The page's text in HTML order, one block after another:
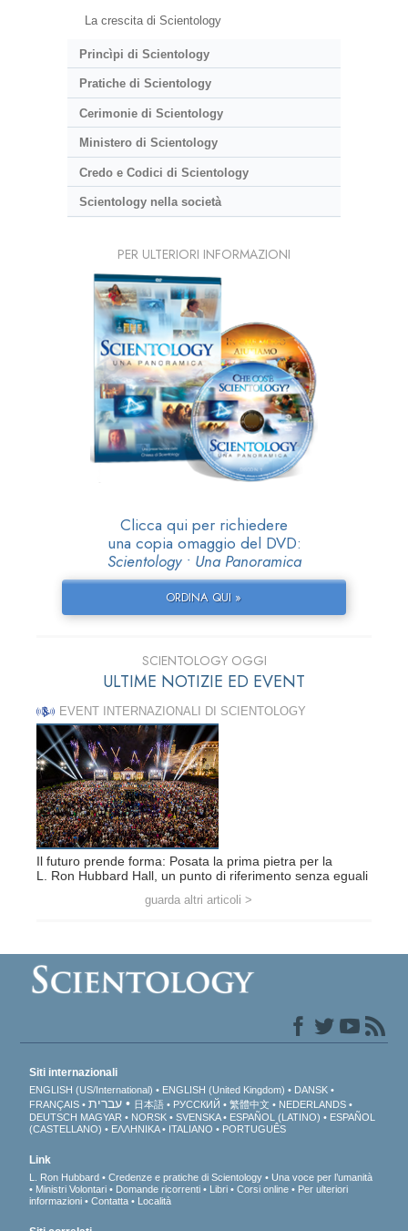
La crescita di Scientology
Princìpi di Scientology
Pratiche di Scientology
Cerimonie di Scientology
Ministero di Scientology
Credo e Codici di Scientology
Scientology nella società
PER ULTERIORI INFORMAZIONI
Clicca qui per richiedere
una copia omaggio del DVD:
Scientology • Una Panoramica
ORDINA QUI »
SCIENTOLOGY OGGI
ULTIME NOTIZIE ED EVENT
EVENT INTERNAZIONALI DI SCIENTOLOGY
Il futuro prende forma: Posata la prima pietra per la
L. Ron Hubbard Hall, un punto di riferimento senza eguali
guarda altri articoli >
Siti internazionali
ENGLISH (US/International) ENGLISH (United Kingdom)
DANSK
FRANÇAIS
עברית 日本語 РУССКИЙ 繁體中文
NEDERLANDS
DEUTSCH MAGYAR NORSK SVENSKA ESPAÑOL (LATINO)
ESPAÑOL
(CASTELLANO)
ΕΛΛΗΝΙΚA ITALIANO PORTUGUÊS
Link
L. Ron Hubbard Credenze e pratiche di Scientology
Una voce per l’umanità
Ministri Volontari
Domande ricorrenti Libri Corsi online
Per ulteriori
informazioni
Contatta Località